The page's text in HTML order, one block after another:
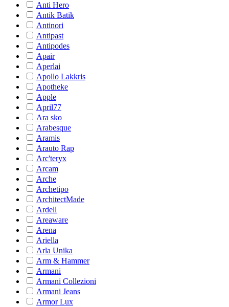
Anti Hero
Antik Batik
Antinori
Antipast
Antipodes
Apair
Aperlai
Apollo Lakkris
Apotheke
Apple
April77
Ara sko
Arabesque
Aramis
Arauto Rap
Arc'teryx
Arcam
Arche
Archetipo
ArchitectMade
Ardell
Areaware
Arena
Ariella
Arla Unika
Arm & Hammer
Armani
Armani Collezioni
Armani Jeans
Armor Lux